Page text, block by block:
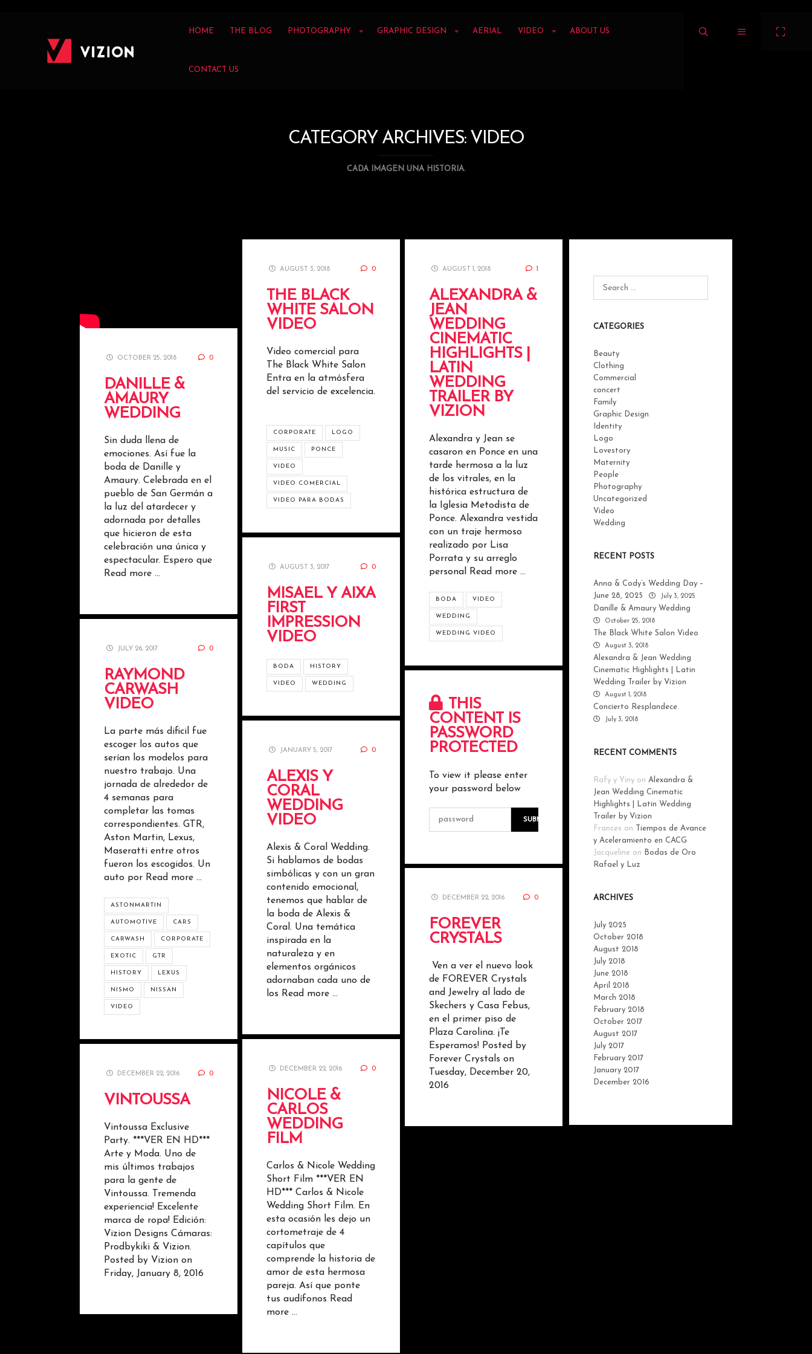
HOME THE BLOG PHOTOGRAPHY GRAPHIC DESIGN AERIAL VIDEO ABOUT US
CONTACT US
CATEGORY ARCHIVES: VIDEO
CADA IMAGEN UNA HISTORIA.
OCTOBER 25, 2018 0
DANILLE &
AMAURY
WEDDING
Sin duda llena de
emociones. Así fue la
boda de Danille y
Amaury. Celebrada en el
pueblo de San Germán a
la luz del atardecer y
adornada por detalles
que hicieron de esta
celebración una única y
espectacular. Espero que
Read more …
AUGUST 3, 2018 0
THE BLACK
WHITE SALON
VIDEO
Video comercial para
The Black White Salon
Entra en la atmósfera
del servicio de excelencia.
CORPORATE LOGO
MUSIC PONCE
VIDEO
VIDEO COMERCIAL
VIDEO PARA BODAS
AUGUST 1, 2018
ALEXANDRA &
JEAN
WEDDING
CINEMATIC
HIGHLIGHTS |
LATIN
WEDDING
TRAILER BY
VIZION
Alexandra y Jean se
casaron en Ponce en una
tarde hermosa a la luz
de los vitrales, en la
histórica estructura de
la Iglesia Metodista de
Ponce. Alexandra vestida
con un traje hermoso
realizado por Lisa
Porrata y su arreglo
personal
Read more …
BODA VIDEO
WEDDING
WEDDING VIDEO
AUGUST 3, 2017 0
MISAEL Y AIXA
FIRST
IMPRESSION
VIDEO
BODA HISTORY
VIDEO WEDDING
JULY 26, 2017 0
RAYMOND
CARWASH
VIDEO
La parte más dificil fue
escoger los autos que
serían los modelos para
nuestro trabajo. Una
jornada de alrededor de
4 semanas para
completar las tomas
correspondientes. GTR,
Aston Martin, Lexus,
Maseratti entre otros
fueron los escogidos. Un
auto por Read more …
ASTONMARTIN
AUTOMOTIVE CARS
CARWASH CORPORATE
EXOTIC GTR
HISTORY LEXUS
NISMO NISSAN
VIDEO
THIS
CONTENT IS
PASSWORD
PROTECTED
To view it please enter
your password below
JANUARY 5, 2017 0
ALEXIS Y
CORAL
WEDDING
VIDEO
Alexis & Coral Wedding.
Si hablamos de bodas
simbólicas y con un gran
contenido emocional,
tenemos que hablar de
la boda de Alexis &
Coral. Una temática
inspirada en la
naturaleza y en
elementos orgánicos
adornaban cada uno de
los Read more …
DECEMBER 22, 2016 0
FOREVER
CRYSTALS
Ven a ver el nuevo look
de FOREVER Crystals
and Jewelry al lado de
Skechers y Casa Febus,
en el primer piso de
Plaza Carolina. ¡Te
Esperamos! Posted by
Forever Crystals on
Tuesday, December 20,
2016
DECEMBER 22, 2016 0
NICOLE &
CARLOS
WEDDING
FILM
Carlos & Nicole Wedding
Short Film ***VER EN
HD*** Carlos & Nicole
Wedding Short Film. En
esta ocasión les dejo un
cortometraje de 4
capítulos que
comprende la historia de
amor de esta hermosa
pareja. Así que ponte
tus audífonos Read
more …
DECEMBER 22, 2016 0
VINTOUSSA
Vintoussa Exclusive
Party. ***VER EN HD***
Arte y Moda. Uno de
mis últimos trabajos
para la gente de
Vintoussa. Tremenda
experiencia! Excelente
marca de ropa! Edición:
Vizion Designs Cámaras:
Prodbykiki & Vizion.
Posted by Vizion on
Friday, January 8, 2016
CATEGORIES
Beauty
Clothing
Commercial
concert
Family
Graphic Design
Identity
Logo
Lovestory
Maternity
People
Photography
Uncategorized
Video
Wedding
RECENT POSTS
Anna & Cody’s Wedding Day –
June 28, 2025
July 3, 2025
Danille & Amaury Wedding
October 25, 2018
The Black White Salon Video
August 3, 2018
Alexandra & Jean Wedding
Cinematic Highlights | Latin
Wedding Trailer by Vizion
August 1, 2018
Concierto Resplandece.
July 3, 2018
RECENT COMMENTS
Rafy y Yiny on Alexandra &
Jean Wedding Cinematic
Highlights | Latin Wedding
Trailer by Vizion
Frances on
Tiempos de Avance
y Aceleramiento en CACG
Jacqueline on
Bodas de Oro
Rafael y Luz
ARCHIVES
July 2025
October 2018
August 2018
July 2018
June 2018
April 2018
March 2018
February 2018
October 2017
August 2017
July 2017
February 2017
January 2017
December 2016